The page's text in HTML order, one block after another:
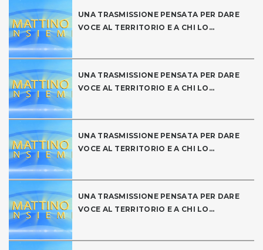
UNA TRASMISSIONE PENSATA PER DARE
VOCE AL TERRITORIO E A CHI LO...
UNA TRASMISSIONE PENSATA PER DARE
VOCE AL TERRITORIO E A CHI LO...
UNA TRASMISSIONE PENSATA PER DARE
VOCE AL TERRITORIO E A CHI LO...
UNA TRASMISSIONE PENSATA PER DARE
VOCE AL TERRITORIO E A CHI LO...